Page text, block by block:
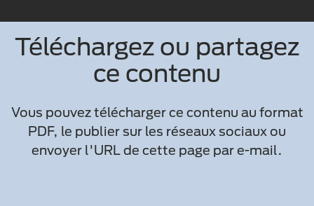
Téléchargez ou partagez
ce contenu
Vous pouvez télécharger ce contenu au format
PDF, le publier sur les réseaux sociaux ou
envoyer l'URL de cette page par e-mail.